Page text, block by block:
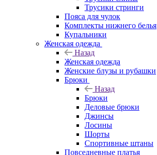
Трусики стринги
Пояса для чулок
Комплекты нижнего белья
Купальники
Женская одежда
Назад
Женская одежда
Женские блузы и рубашки
Брюки
Назад
Брюки
Деловые брюки
Джинсы
Лосины
Шорты
Спортивные штаны
Повседневные платья